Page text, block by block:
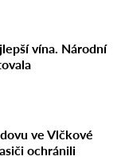
vína. Národní
ve Vlčkové
ochránili